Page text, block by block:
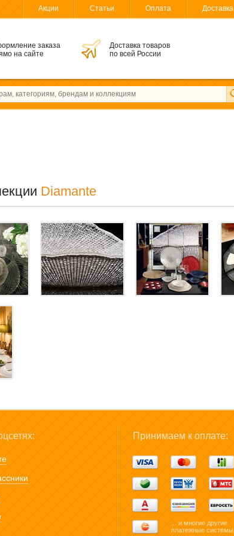
Акции Статьи Оплата Доставка
заказа
на сайте
Доставка товаров
по всей России
Diamante
Принимаем к оплате:
... и многие другие
платежные системы.